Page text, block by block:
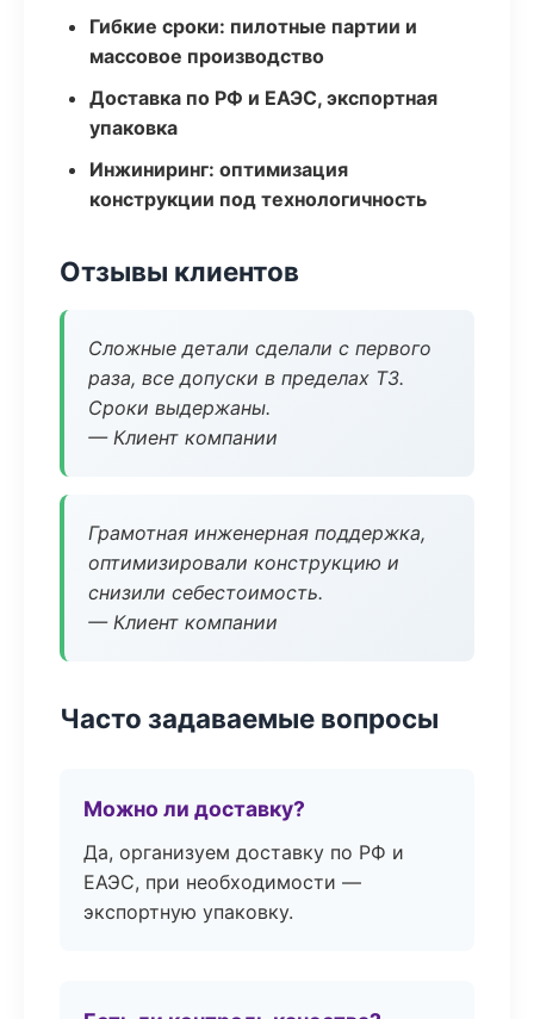
Гибкие сроки: пилотные партии и
массовое производство
Доставка по РФ и ЕАЭС, экспортная
упаковка
Инжиниринг: оптимизация
конструкции под технологичность
Отзывы клиентов
Сложные детали сделали с первого
раза, все допуски в пределах ТЗ.
Сроки выдержаны.
— Клиент компании
Грамотная инженерная поддержка,
оптимизировали конструкцию и
снизили себестоимость.
— Клиент компании
Часто задаваемые вопросы
Можно ли доставку?
Да, организуем доставку по РФ и
ЕАЭС, при необходимости —
экспортную упаковку.